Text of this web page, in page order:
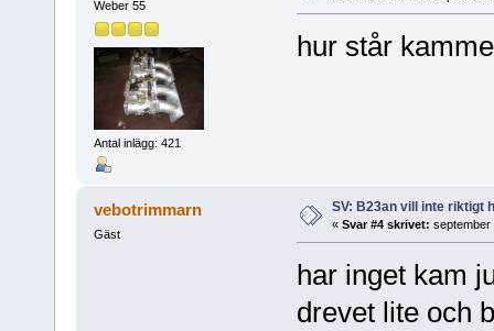
Weber 55
Antal inlägg: 421
hur står
vebotrimmarn
Gäst
SV: B23an vill inte riktigt
« Svar #4 skrivet: september
har inget kam
drevet lite och